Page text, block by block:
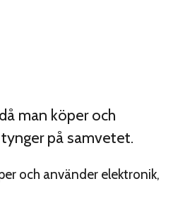
man köper och
på samvetet.
och använder elektronik,